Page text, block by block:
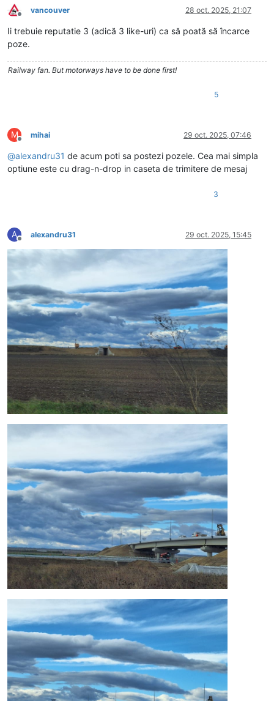
Deconectat
vancouver 28 oct. 2025, 21:07
Ii trebuie reputatie 3 (adică 3 like-uri) ca să poată să încarce
poze.
Railway fan. But motorways have to be done first!
5
M
Deconectat
mihai 29 oct. 2025, 07:46
@alexandru31 de acum poti sa postezi pozele. Cea mai simpla
optiune este cu drag-n-drop in caseta de trimitere de mesaj
3
A
Deconectat
alexandru31 29 oct. 2025, 15:45